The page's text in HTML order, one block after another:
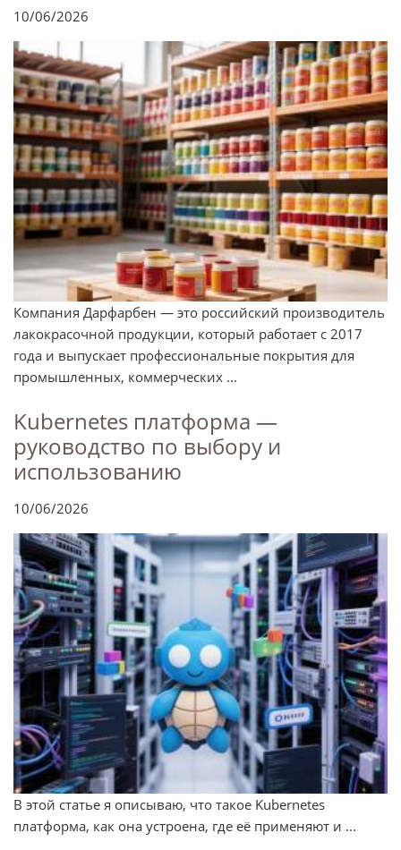
10/06/2026
Компания Дарфарбен — это российский производитель
лакокрасочной продукции, который работает с 2017
года и выпускает профессиональные покрытия для
промышленных, коммерческих ...
Kubernetes платформа —
руководство по выбору и
использованию
10/06/2026
В этой статье я описываю, что такое Kubernetes
платформа, как она устроена, где её применяют и ...